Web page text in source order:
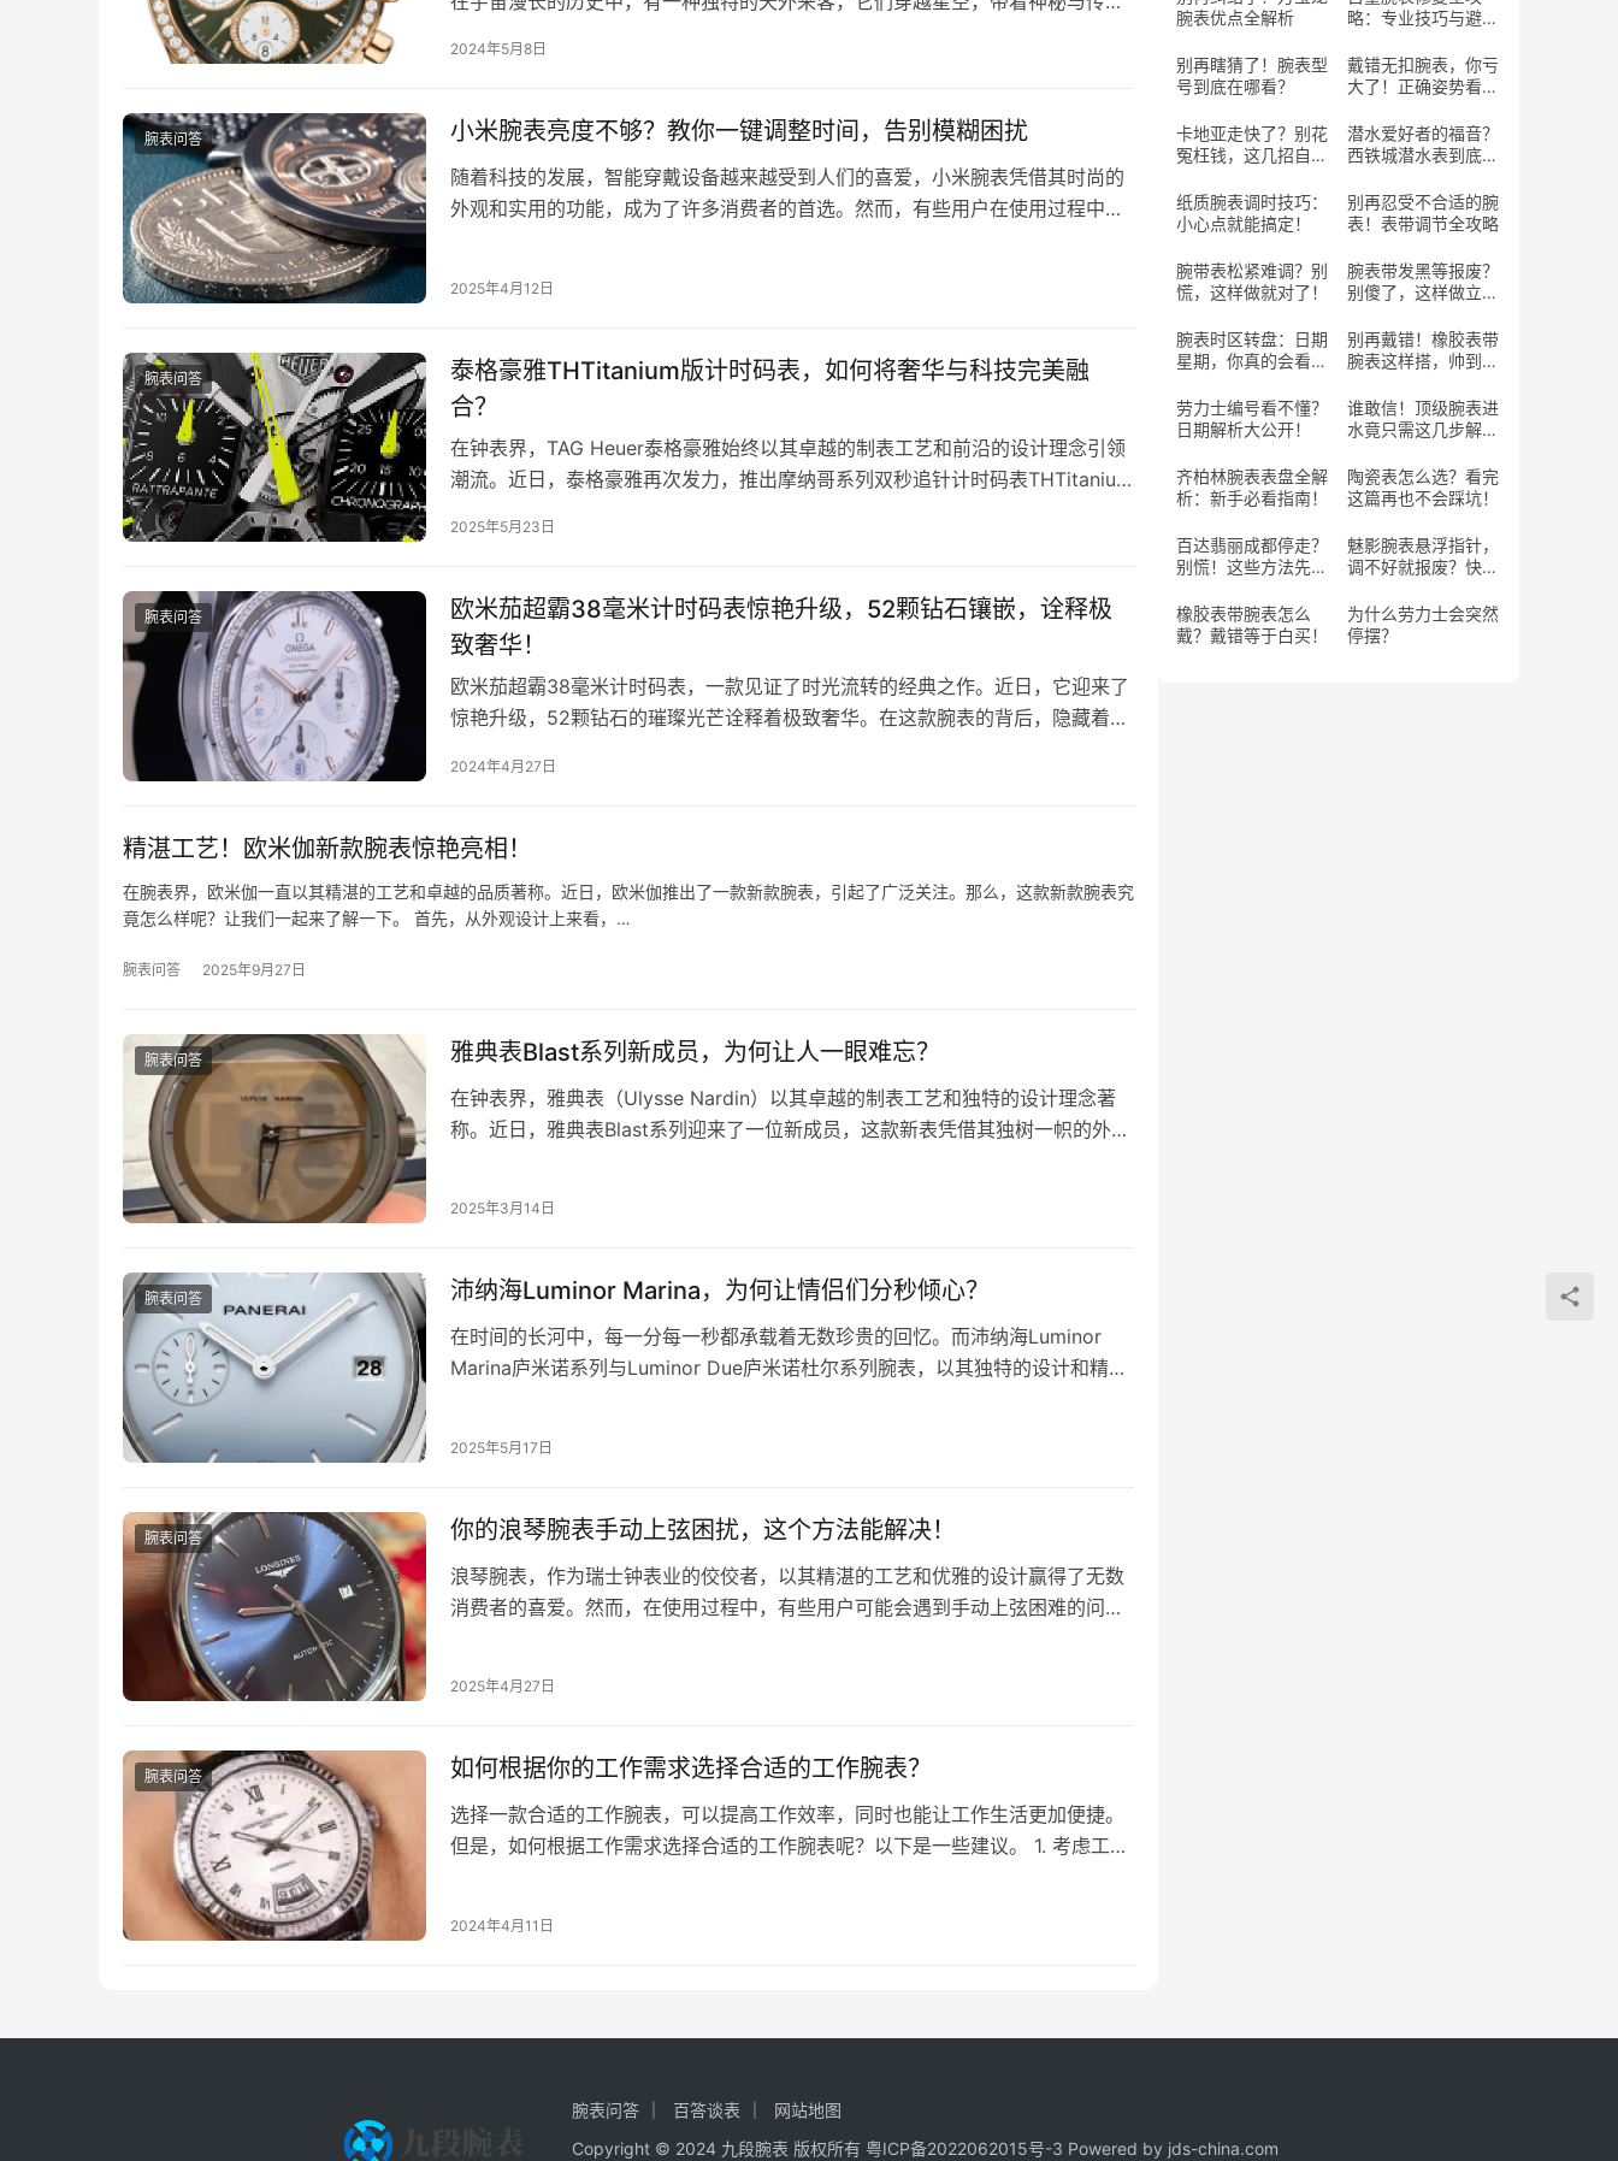
2024年5月8日
腕表问答 小米腕表亮度不够？教你一键调整时间，告别模糊困扰
随着科技的发展，智能穿戴设备越来越受到人们的喜爱，小米腕表凭借其时尚的
外观和实用的功能，成为了许多消费者的首选。然而，有些用户在使用过程中遇
2025年4月12日
腕表问答
泰格豪雅THTitanium版计时码表，如何将奢华与科技完美融
合？
在钟表界，TAG Heuer泰格豪雅始终以其卓越的制表工艺和前沿的设计理念引领
潮流。近日，泰格豪雅再次发力，推出摩纳哥系列双秒追针计时码表THTitanium
2025年5月23日
腕表问答
欧米茄超霸38毫米计时码表惊艳升级，52颗钻石镶嵌，诠释极
致奢华！
欧米茄超霸38毫米计时码表，一款见证了时光流转的经典之作。近日，它迎来了
惊艳升级，52颗钻石的璀璨光芒诠释着极致奢华。在这款腕表的背后，隐藏着一
2024年4月27日
精湛工艺！欧米伽新款腕表惊艳亮相！
在腕表界，欧米伽一直以其精湛的工艺和卓越的品质著称。近日，欧米伽推出了一款新款腕表，引起了广泛关注。那么，这款新款腕表究
竟怎么样呢？让我们一起来了解一下。 首先，从外观设计上来看，…
腕表问答 2025年9月27日
腕表问答 雅典表Blast系列新成员，为何让人一眼难忘？
在钟表界，雅典表（Ulysse Nardin）以其卓越的制表工艺和独特的设计理念著
称。近日，雅典表Blast系列迎来了一位新成员，这款新表凭借其独树一帜的外观
2025年3月14日
腕表问答 沛纳海Luminor Marina，为何让情侣们分秒倾心？
在时间的长河中，每一分每一秒都承载着无数珍贵的回忆。而沛纳海Luminor
Marina庐米诺系列与Luminor Due庐米诺杜尔系列腕表，以其独特的设计和精湛
2025年5月17日
腕表问答 你的浪琴腕表手动上弦困扰，这个方法能解决！
浪琴腕表，作为瑞士钟表业的佼佼者，以其精湛的工艺和优雅的设计赢得了无数
消费者的喜爱。然而，在使用过程中，有些用户可能会遇到手动上弦困难的问
2025年4月27日
腕表问答 如何根据你的工作需求选择合适的工作腕表？
选择一款合适的工作腕表，可以提高工作效率，同时也能让工作生活更加便捷。
但是，如何根据工作需求选择合适的工作腕表呢？以下是一些建议。 1. 考虑工作
2024年4月11日
腕表优点全解析
略：专业技巧与避坑
别再瞎猜了！腕表型
号到底在哪看？
戴错无扣腕表，你亏
大了！正确姿势看这
卡地亚走快了？别花
冤枉钱，这几招自己
潜水爱好者的福音？
西铁城潜水表到底行
纸质腕表调时技巧：
小心点就能搞定！
别再忍受不合适的腕
表！表带调节全攻略
腕带表松紧难调？别
慌，这样做就对了！
腕表带发黑等报废？
别傻了，这样做立马
腕表时区转盘：日期
星期，你真的会看
别再戴错！橡胶表带
腕表这样搭，帅到回
劳力士编号看不懂？
日期解析大公开！
谁敢信！顶级腕表进
水竟只需这几步解
齐柏林腕表表盘全解
析：新手必看指南！
陶瓷表怎么选？看完
这篇再也不会踩坑！
百达翡丽成都停走？
别慌！这些方法先试
魅影腕表悬浮指针，
调不好就报废？快
橡胶表带腕表怎么
戴？戴错等于白买！
为什么劳力士会突然
停摆？
腕表问答 百答谈表
网站地图
Copyright © 2024 九段腕表 版权所有 粤ICP备2022062015号-3 Powered by jds-china.com